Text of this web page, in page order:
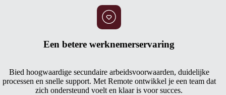
Een betere werknemerservaring
Bied hoogwaardige secundaire arbeidsvoorwaarden, duidelijke
processen en snelle support. Met Remote ontwikkel je een team dat
zich ondersteund voelt en klaar is voor succes.